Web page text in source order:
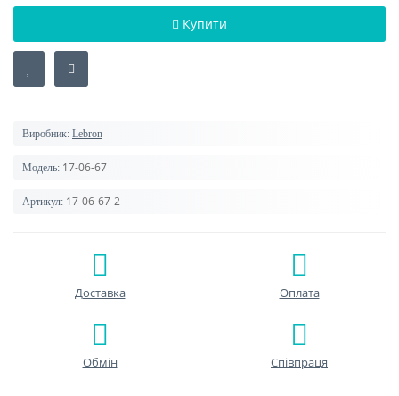
Купити
Виробник: Lebron
Модель: 17-06-67
Артикул: 17-06-67-2
Доставка Оплата
Обмін Співпраця